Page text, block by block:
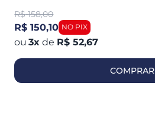
R$ 158,00
R$ 150,10
3x de R$ 52,67
COMPRAR